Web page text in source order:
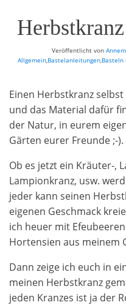
Veröffentlicht von
Allgemein Bastelanleitungen
Einen Herbstkranz
und das Material dafür
der Natur, in eurem
Gärten eurer Freunde ;-).
Ob es jetzt ein Kräuter-,
Lampionkranz, usw.
jeder kann seinen
eigenen Geschmack
ich heuer mit
Hortensien aus meinem
Dann zeige ich euch in
meinen Herbstkranz
jeden Kranzes ist ja der